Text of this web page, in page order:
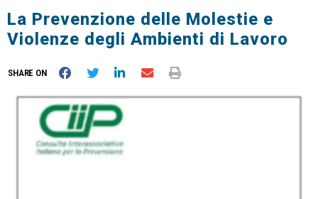
La Prevenzione delle Molestie e
Violenze degli Ambienti di Lavoro
SHARE ON